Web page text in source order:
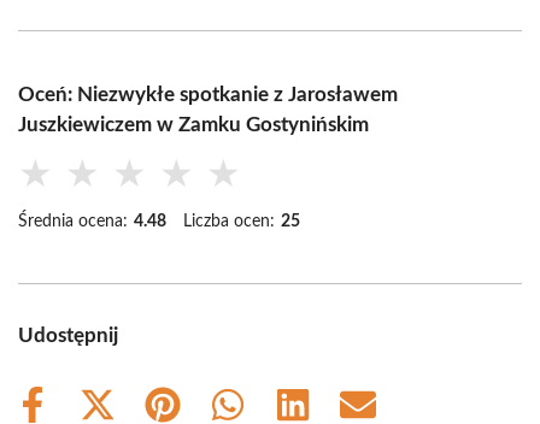
Oceń: Niezwykłe spotkanie z Jarosławem
Juszkiewiczem w Zamku Gostynińskim
★ ★ ★ ★ ★
Średnia ocena: 4.48 Liczba ocen: 25
Udostępnij
Share
Share
Share
Share
Share
Share